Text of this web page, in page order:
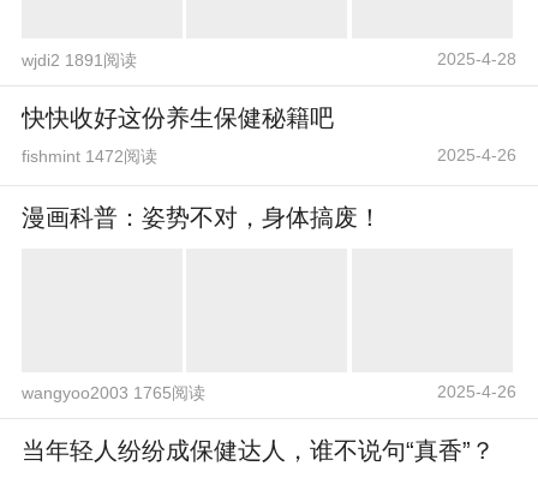
wjdi2 1891阅读 2025-4-28
快快收好这份养生保健秘籍吧
fishmint 1472阅读 2025-4-26
漫画科普：姿势不对，身体搞废！
wangyoo2003 1765阅读 2025-4-26
当年轻人纷纷成保健达人，谁不说句“真香”？